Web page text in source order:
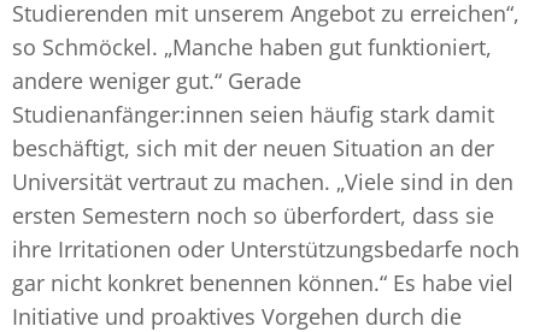
Studierenden mit unserem Angebot zu erreichen“,
so Schmöckel. „Manche haben gut funktioniert,
andere weniger gut.“ Gerade
Studienanfänger:innen seien häufig stark damit
beschäftigt, sich mit der neuen Situation an der
Universität vertraut zu machen. „Viele sind in den
ersten Semestern noch so überfordert, dass sie
ihre Irritationen oder Unterstützungsbedarfe noch
gar nicht konkret benennen können.“ Es habe viel
Initiative und proaktives Vorgehen durch die